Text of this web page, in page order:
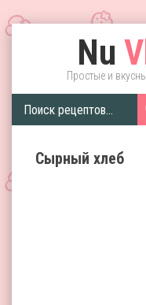
Nu
Простые и
Сырный хлеб